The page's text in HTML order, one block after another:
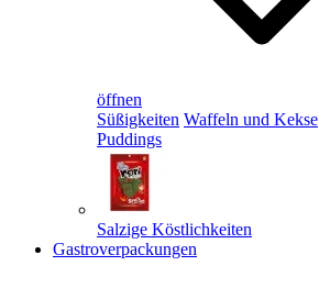
öffnen
Süßigkeiten Waffeln und Kekse
Puddings
Salzige Köstlichkeiten
Gastroverpackungen